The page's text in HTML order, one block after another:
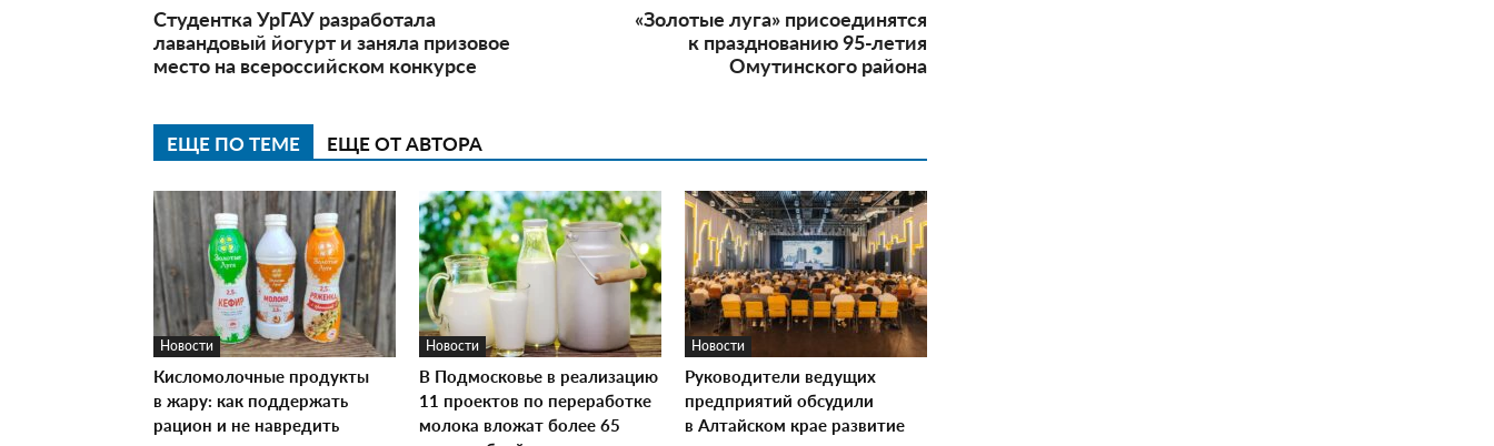
Студентка УрГАУ разработала
лавандовый йогурт и заняла призовое
место на всероссийском конкурсе
«Золотые луга» присоединятся
к празднованию 95-летия
Омутинского района
ЕЩЕ ПО ТЕМЕ ЕЩЕ ОТ АВТОРА
Новости
Кисломолочные продукты
в жару: как поддержать
рацион и не навредить
Новости
В Подмосковье в реализацию
11 проектов по переработке
молока вложат более 65
Новости
Руководители ведущих
предприятий обсудили
в Алтайском крае развитие